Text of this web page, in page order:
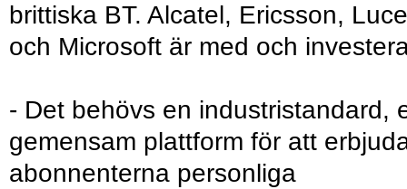
brittiska BT. Alcatel, Ericsson,
och Microsoft är med och
- Det behövs en industristandard,
gemensam plattform för att
abonnenterna personliga